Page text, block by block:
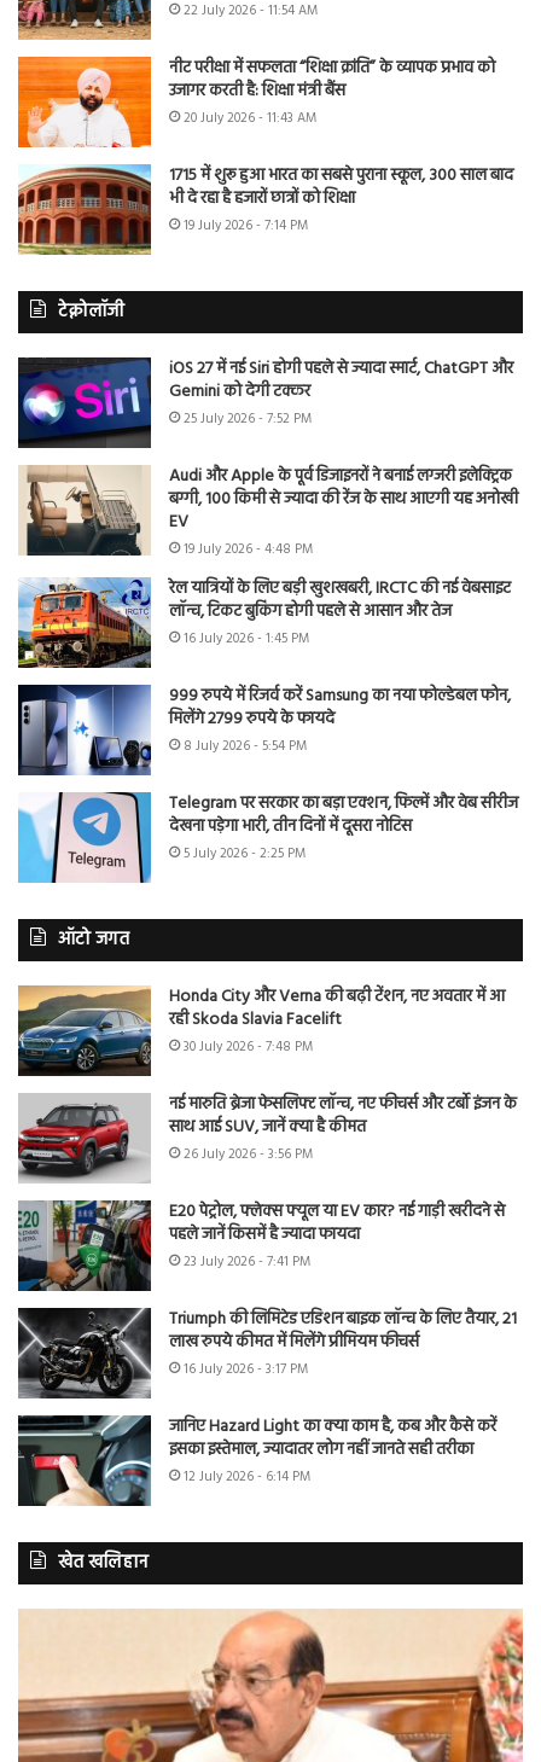
22 July 2026 - 11:54 AM
नीट परीक्षा में सफलता “शिक्षा क्रांति” के व्यापक प्रभाव को
उजागर करती है: शिक्षा मंत्री बैंस
20 July 2026 - 11:43 AM
1715 में शुरू हुआ भारत का सबसे पुराना स्कूल, 300 साल बाद
भी दे रहा है हजारों छात्रों को शिक्षा
19 July 2026 - 7:14 PM
टेक्नोलॉजी
iOS 27 में नई Siri होगी पहले से ज्यादा स्मार्ट, ChatGPT और
Gemini को देगी टक्कर
25 July 2026 - 7:52 PM
Audi और Apple के पूर्व डिजाइनरों ने बनाई लग्जरी इलेक्ट्रिक
बग्गी, 100 किमी से ज्यादा की रेंज के साथ आएगी यह अनोखी
EV
19 July 2026 - 4:48 PM
रेल यात्रियों के लिए बड़ी खुशखबरी, IRCTC की नई वेबसाइट
लॉन्च, टिकट बुकिंग होगी पहले से आसान और तेज
16 July 2026 - 1:45 PM
999 रुपये में रिजर्व करें Samsung का नया फोल्डेबल फोन,
मिलेंगे 2799 रुपये के फायदे
8 July 2026 - 5:54 PM
Telegram पर सरकार का बड़ा एक्शन, फिल्में और वेब सीरीज
देखना पड़ेगा भारी, तीन दिनों में दूसरा नोटिस
5 July 2026 - 2:25 PM
ऑटो जगत
Honda City और Verna की बढ़ी टेंशन, नए अवतार में आ
रही Skoda Slavia Facelift
30 July 2026 - 7:48 PM
नई मारुति ब्रेजा फेसलिफ्ट लॉन्च, नए फीचर्स और टर्बो इंजन के
साथ आई SUV, जानें क्या है कीमत
26 July 2026 - 3:56 PM
E20 पेट्रोल, फ्लेक्स फ्यूल या EV कार? नई गाड़ी खरीदने से
पहले जानें किसमें है ज्यादा फायदा
23 July 2026 - 7:41 PM
Triumph की लिमिटेड एडिशन बाइक लॉन्च के लिए तैयार, 21
लाख रुपये कीमत में मिलेंगे प्रीमियम फीचर्स
16 July 2026 - 3:17 PM
जानिए Hazard Light का क्या काम है, कब और कैसे करें
इसका इस्तेमाल, ज्यादातर लोग नहीं जानते सही तरीका
12 July 2026 - 6:14 PM
खेत खलिहान